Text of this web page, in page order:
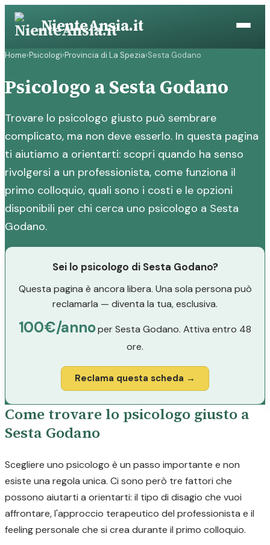
Vai
contenuto
NienteAnsia.it
Home›Psicologi›Provincia di La Spezia›Sesta Godano
Psicologo a Sesta Godano
Trovare lo psicologo giusto può sembrare
complicato, ma non deve esserlo. In questa pagina
ti aiutiamo a orientarti: scopri quando ha senso
rivolgersi a un professionista, come funziona il
primo colloquio, quali sono i costi e le opzioni
disponibili per chi cerca uno psicologo a Sesta
Godano.
Sei lo psicologo di Sesta Godano?
Questa pagina è ancora libera. Una sola persona può
reclamarla — diventa la tua, esclusiva.
100€/annoper Sesta Godano. Attiva entro 48
ore.
Reclama questa scheda →
Come trovare lo psicologo giusto a
Sesta Godano
Scegliere uno psicologo è un passo importante e non
esiste una regola unica. Ci sono però tre fattori che
possono aiutarti a orientarti: il tipo di disagio che vuoi
affrontare, l'approccio terapeutico del professionista e il
feeling personale che si crea durante il primo colloquio.